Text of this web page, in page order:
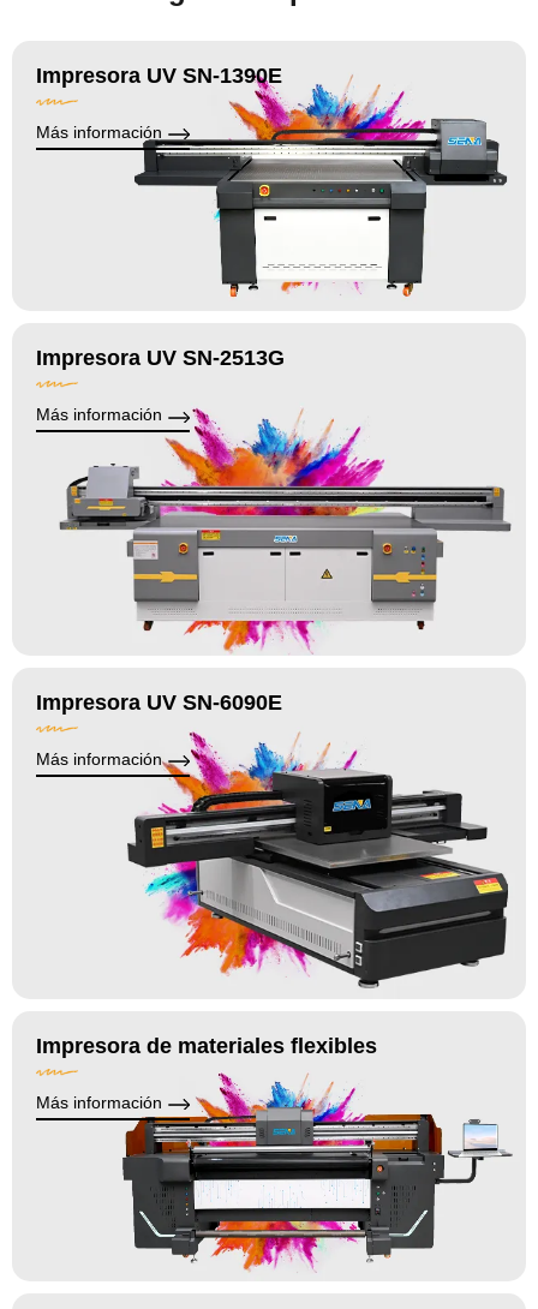
Impresora UV SN-1390E
Más información
Impresora UV SN-2513G
Más información
Impresora UV SN-6090E
Más información
Impresora de materiales flexibles
Más información